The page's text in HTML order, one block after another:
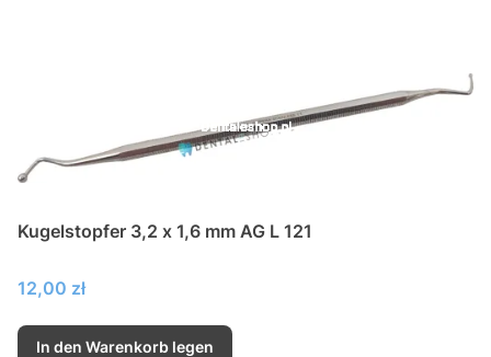
Kugelstopfer 3,2 x 1,6 mm AG L 121
Preis
12,00 zł
In den Warenkorb legen